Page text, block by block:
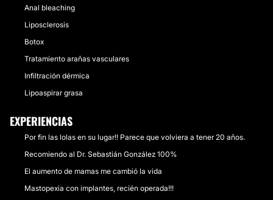
Anal bleaching
Liposclerosis
Botox
Tratamiento arañas vasculares
Infiltración dérmica
Lipoaspirar grasa
EXPERIENCIAS
Por fin las lolas en su lugar!! Parece que volviera a tener 20 años.
Recomiendo al Dr. Sebastián González 100%
El aumento de mamas me cambió la vida
Mastopexia con implantes, recién operada!!!